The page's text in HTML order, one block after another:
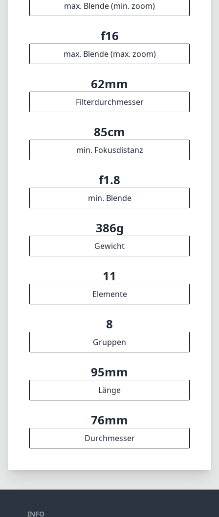
max. Blende (min. zoom)
f16
max. Blende (max. zoom)
62mm
Filterdurchmesser
85cm
min. Fokusdistanz
f1.8
min. Blende
386g
Gewicht
11
Elemente
8
Gruppen
95mm
Länge
76mm
Durchmesser
INFO